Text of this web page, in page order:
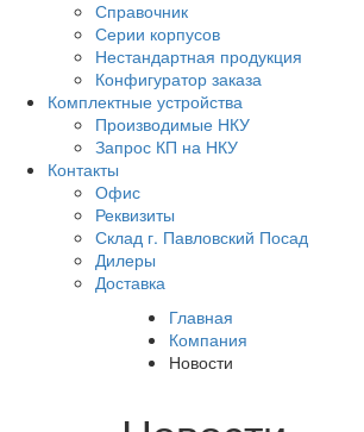
Справочник
Серии корпусов
Нестандартная продукция
Конфигуратор заказа
Комплектные устройства
Производимые НКУ
Запрос КП на НКУ
Контакты
Офис
Реквизиты
Склад г. Павловский Посад
Дилеры
Доставка
Главная
Компания
Новости